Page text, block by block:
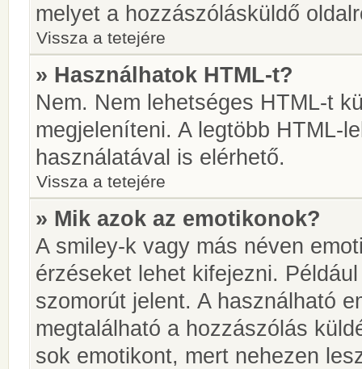
melyet a hozzászólásküldő
Vissza a tetejére
» Használhatok HTML-t?
Nem. Nem lehetséges HTML-t
megjeleníteni. A legtöbb HTML-
használatával is elérhető.
Vissza a tetejére
» Mik azok az emotikonok?
A smiley-k vagy más néven
érzéseket lehet kifejezni.
szomorút jelent. A használható
megtalálható a hozzászólás
sok emotikont, mert nehezen